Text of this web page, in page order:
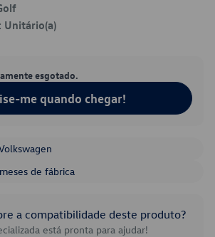
Unitário(a)
esgotado.
me quando chegar!
de fábrica
a compatibilidade deste produto?
está pronta para ajudar!